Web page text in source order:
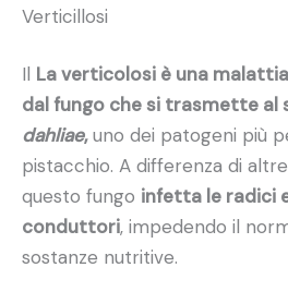
Verticillosi
Il La verticolosi è una
dal fungo che si trasmette al
dahliae,uno dei patogeni più
pistacchio. A differenza di
questo fungo infetta le radici
conduttori, impedendo il
sostanze nutritive.